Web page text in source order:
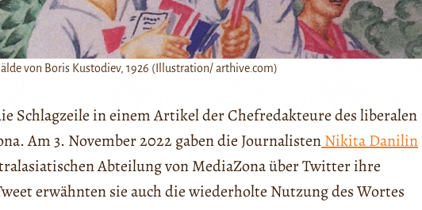
von Boris Kustodiev, 1926 (Illustration/ arthive.com)
Schlagzeile in einem Artikel der Chefredakteure des liberalen
Am 3. November 2022 gaben die JournalistenNikita Danilin
Abteilung von MediaZona über Twitter ihre
erwähnten sie auch die wiederholte Nutzung des Wortes